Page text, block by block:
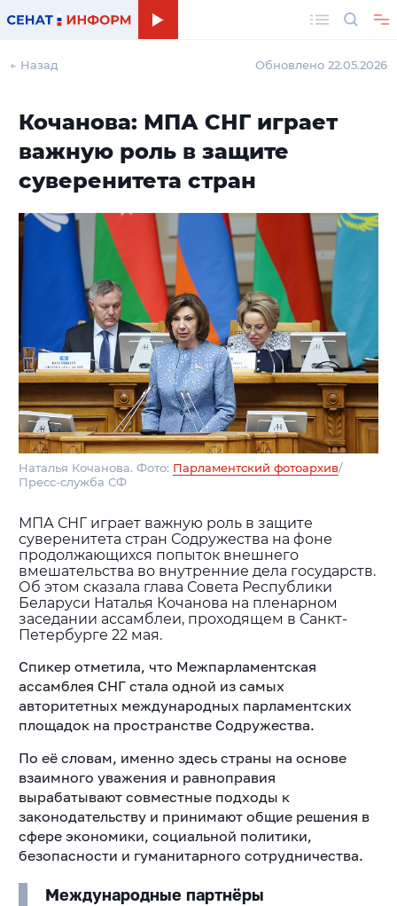
← Назад Обновлено 22.05.2026
Кочанова: МПА СНГ играет
важную роль в защите
суверенитета стран
Наталья Кочанова. Фото: Парламентский фотоархив/
Пресс-служба СФ
МПА СНГ играет важную роль в защите
суверенитета стран Содружества на фоне
продолжающихся попыток внешнего
вмешательства во внутренние дела государств.
Об этом сказала глава Совета Республики
Беларуси Наталья Кочанова на пленарном
заседании ассамблеи, проходящем в Санкт-
Петербурге 22 мая.
Спикер отметила, что Межпарламентская
ассамблея СНГ стала одной из самых
авторитетных международных парламентских
площадок на пространстве Содружества.
По её словам, именно здесь страны на основе
взаимного уважения и равноправия
вырабатывают совместные подходы к
законодательству и принимают общие решения в
сфере экономики, социальной политики,
безопасности и гуманитарного сотрудничества.
Международные партнёры